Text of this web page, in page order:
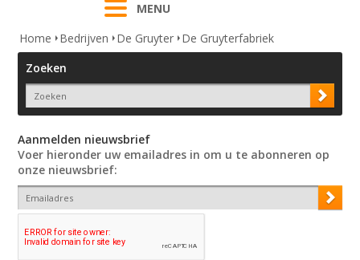
MENU
Home
Bedrijven De Gruyter De Gruyterfabriek
Zoeken
Aanmelden nieuwsbrief
Voer hieronder uw emailadres in om u te abonneren op
onze nieuwsbrief: